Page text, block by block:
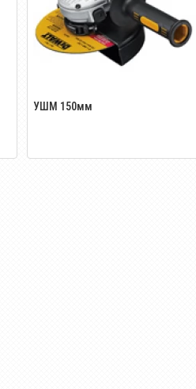
УШМ 150мм